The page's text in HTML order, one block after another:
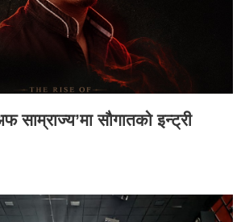
साम्राज्य’मा सौगातको इन्ट्री